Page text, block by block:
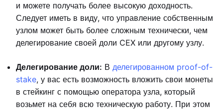
и можете получать более высокую доходность.
Следует иметь в виду, что управление собственным
узлом может быть более сложным технически, чем
делегирование своей доли CEX или другому узлу.
Делегирование доли: В делегированном proof-of-
stake, у вас есть возможность вложить свои монеты
в стейкинг с помощью оператора узла, который
возьмет на себя всю техническую работу. При этом